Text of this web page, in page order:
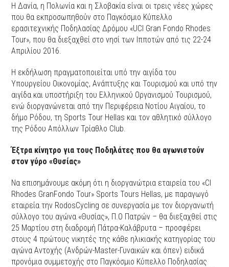
Η Δανία, η Πολωνία και η Σλοβακία είναι οι τρεις νέες χώρες
που θα εκπροσωπηθούν στο Παγκόσμιο Κύπελλο
ερασιτεχνικής Ποδηλασίας Δρόμου «UCI Gran Fondo Rhodes
Tour», που θα διεξαχθεί στο νησί των Ιπποτών από τις 22-24
Απριλίου 2016.
Η εκδήλωση πραγματοποιείται υπό την αιγίδα του
Υπουργείου Οικονομίας, Ανάπτυξης και Τουρισμού και υπό την
αιγίδα και υποστήριξη του Ελληνικού Οργανισμού Τουρισμού,
ενώ διοργανώνεται από την Περιφέρεια Νοτίου Αιγαίου, το
δήμο Ρόδου, τη Sports Tour Hellas και τον αθλητικό σύλλογο
της Ρόδου Απόλλων Τρίαθλο Club.
Έξτρα κίνητρο για τους Ποδηλάτες που θα αγωνιστούν
στον γύρο «Θυσίας»
Να επισημάνουμε ακόμη ότι η διοργανώτρια εταιρεία του «CI
Rhodes GranFondo Tour» Sports Tours Hellas, με παραγωγό
εταιρεία την RodosCycling σε συνεργασία με τον διοργανωτή
σύλλογο του αγώνα «Θυσίας», Π.Ο Πατρών – θα διεξαχθεί στις
25 Μαρτίου στη διαδρομή Πάτρα-Καλάβρυτα – προσφέρει
στους 4 πρώτους νικητές της κάθε ηλικιακής κατηγορίας του
αγώνα Αντοχής (Ανδρών-Μaster-Γυναικών και όπεν) ειδικά
προνόμια συμμετοχής στο Παγκόσμιο Κύπελλο Ποδηλασίας